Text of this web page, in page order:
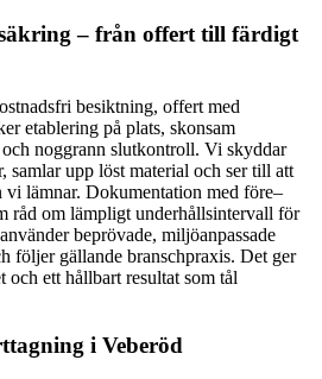
– från offert till färdigt
besiktning, offert med
etablering på plats, skonsam
noggrann slutkontroll. Vi skyddar
samlar upp löst material och ser till att
lämnar. Dokumentation med före–
råd om lämpligt underhållsintervall för
beprövade, miljöanpassade
följer gällande branschpraxis. Det ger
ett hållbart resultat som tål
i Veberöd